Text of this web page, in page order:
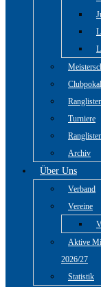
Clubpokal
Turniere
Archiv
Über Uns
Verband
Vereine
Aktive
2026/27
Statistik